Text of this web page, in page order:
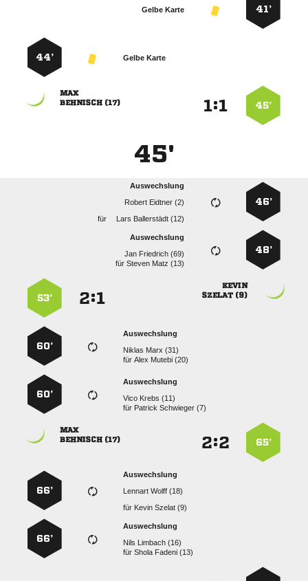
41’
Gelbe Karte
Gelbe Karte
44’
45’
:

 
45'
46’
Auswechslung
  
für
  
48’
Auswechslung
  
für  

 
:
53’
Auswechslung
  
für  
60’
Auswechslung
  
für   
60’
65’
:

 
Auswechslung
  
für   
66’
Auswechslung
  
für  
66’